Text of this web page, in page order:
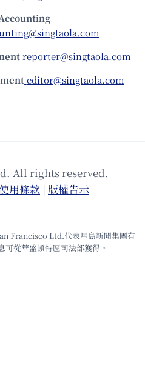
reporter@singtaola.com
editor@singtaola.com
All rights reserved.
⽤條款 | 版權告⽰
Francisco Ltd.代表星島新聞集團有
可從華盛頓特區司法部獲得。